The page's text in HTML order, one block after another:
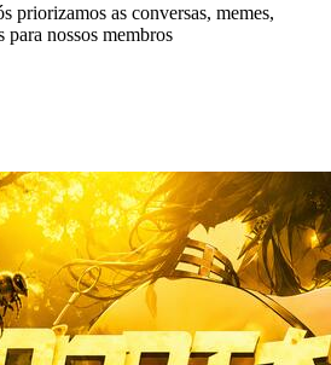
priorizamos as conversas, memes,
para nossos membros